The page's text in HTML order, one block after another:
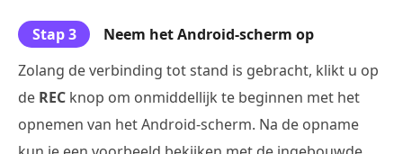
Stap 3
Neem het Android-scherm op
Zolang de verbinding tot stand is gebracht, klikt u op
de REC knop om onmiddellijk te beginnen met het
opnemen van het Android-scherm. Na de opname